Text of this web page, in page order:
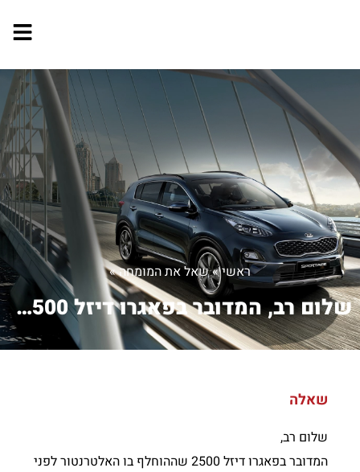
ראשי»שאל את המומחה»
שלום רב, המדובר בפאגרו דיזל 2500 שהה...
שאלה
שלום רב,
המדובר בפאגרו דיזל 2500 שההוחלף בו האלטרנטור לפני